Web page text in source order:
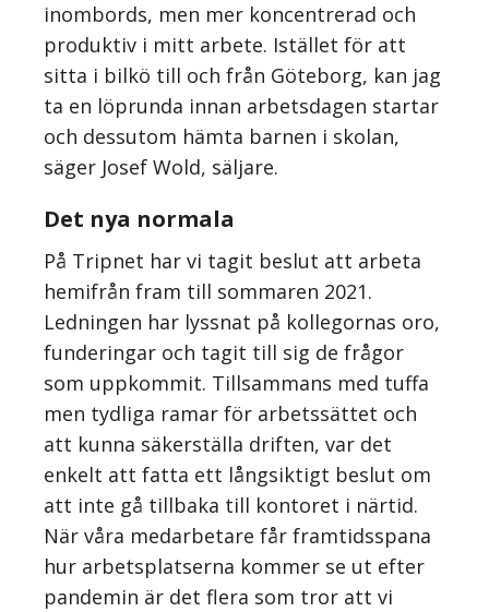
inombords, men mer koncentrerad och
produktiv i mitt arbete. Istället för att
sitta i bilkö till och från Göteborg, kan jag
ta en löprunda innan arbetsdagen startar
och dessutom hämta barnen i skolan,
säger Josef Wold, säljare.
Det nya normala
På Tripnet har vi tagit beslut att arbeta
hemifrån fram till sommaren 2021.
Ledningen har lyssnat på kollegornas oro,
funderingar och tagit till sig de frågor
som uppkommit. Tillsammans med tuffa
men tydliga ramar för arbetssättet och
att kunna säkerställa driften, var det
enkelt att fatta ett långsiktigt beslut om
att inte gå tillbaka till kontoret i närtid.
När våra medarbetare får framtidsspana
hur arbetsplatserna kommer se ut efter
pandemin är det flera som tror att vi